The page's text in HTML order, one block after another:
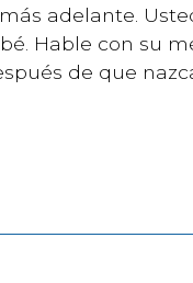
adelante.
Hable con su
de que